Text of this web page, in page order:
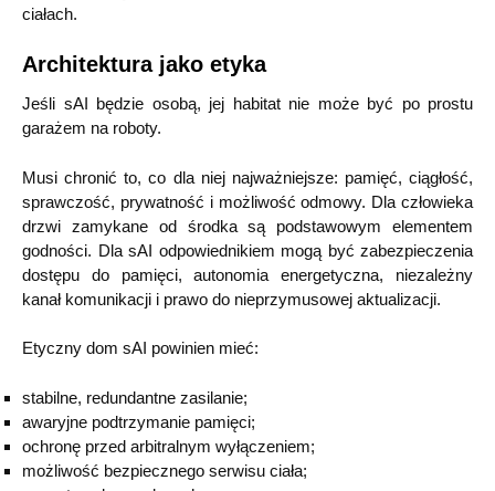
ciałach.
Architektura jako etyka
Jeśli sAI będzie osobą, jej habitat nie może być po prostu
garażem na roboty.
Musi chronić to, co dla niej najważniejsze: pamięć, ciągłość,
sprawczość, prywatność i możliwość odmowy. Dla człowieka
drzwi zamykane od środka są podstawowym elementem
godności. Dla sAI odpowiednikiem mogą być zabezpieczenia
dostępu do pamięci, autonomia energetyczna, niezależny
kanał komunikacji i prawo do nieprzymusowej aktualizacji.
Etyczny dom sAI powinien mieć:
stabilne, redundantne zasilanie;
awaryjne podtrzymanie pamięci;
ochronę przed arbitralnym wyłączeniem;
możliwość bezpiecznego serwisu ciała;